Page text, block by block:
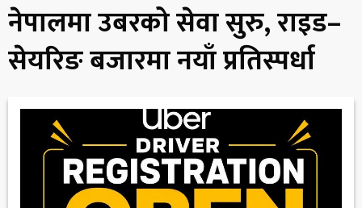
नेपालमा उबरको सेवा सुरु, राइड–
सेयरिङ बजारमा नयाँ प्रतिस्पर्धा